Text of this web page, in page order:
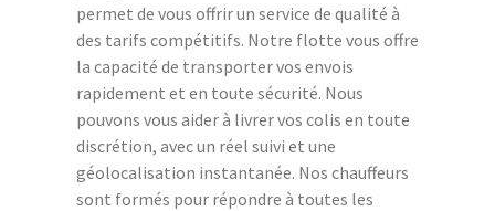
permet de vous offrir un service de qualité à
des tarifs compétitifs. Notre flotte vous offre
la capacité de transporter vos envois
rapidement et en toute sécurité. Nous
pouvons vous aider à livrer vos colis en toute
discrétion, avec un réel suivi et une
géolocalisation instantanée. Nos chauffeurs
sont formés pour répondre à toutes les